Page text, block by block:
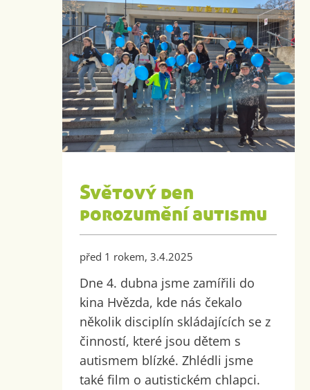
Světový den
porozumění autismu
před 1 rokem, 3.4.2025
Dne 4. dubna jsme zamířili do
kina Hvězda, kde nás čekalo
několik disciplín skládajících se z
činností, které jsou dětem s
autismem blízké. Zhlédli jsme
také film o autistickém chlapci.